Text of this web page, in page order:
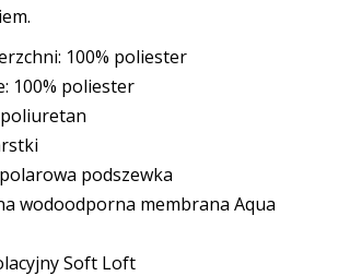
100% poliester
100% poliester
poliuretan
podszewka
wodoodporna membrana Aqua
Soft Loft